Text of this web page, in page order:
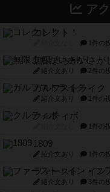
ア
コレクト！
1件の
無限まちがいさがし
紹介文あり 2件の
ガルフストライク
紹介文あり 1件の
クルティボ
1件の
1809
紹介文あり 1件の
ファースト・イン
紹介文あり 3件の